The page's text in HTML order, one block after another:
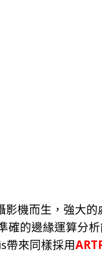
影機而生 ， 強大的
確的邊緣運算分析
帶來同樣採用